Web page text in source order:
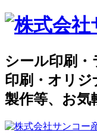
シール印刷
印刷・オリ
製作等、お気